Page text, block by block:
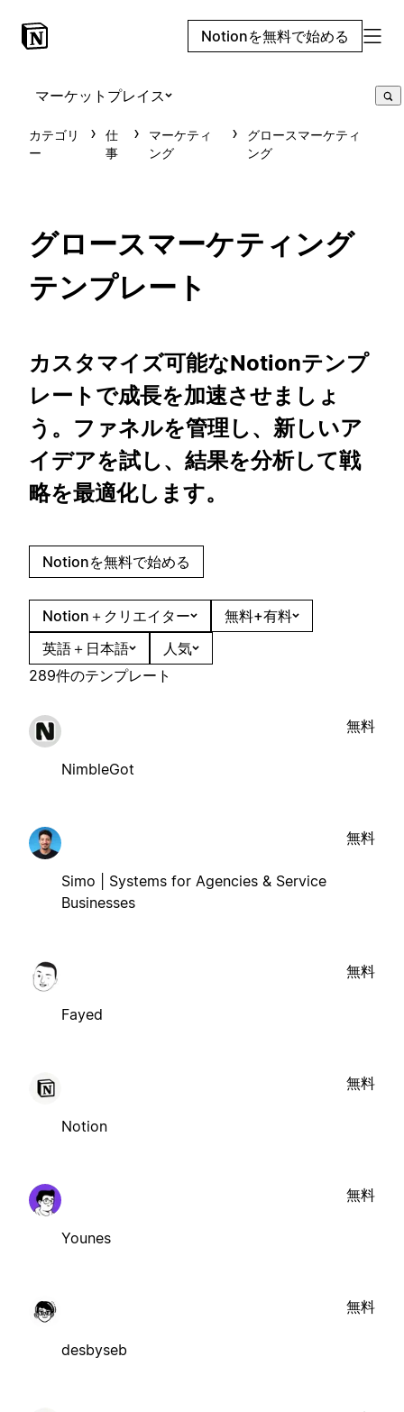
Notionを無料で始める
マーケットプレイス
カテゴリ
ー
仕
事
マーケティ
ング
グロースマーケティ
ング
グロースマーケティング
テンプレート
カスタマイズ可能なNotionテンプ
レートで成長を加速させましょ
う。ファネルを管理し、新しいア
イデアを試し、結果を分析して戦
略を最適化します。
Notionを無料で始める
Notion＋クリエイター
無料+有料
英語＋日本語
人気
289件のテンプレート
NimbleGot
無料
Simo | Systems for Agencies & Service
Businesses
無料
Fayed
無料
Notion
無料
Younes
無料
desbyseb
無料